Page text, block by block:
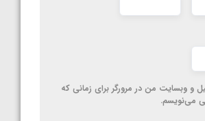
و وبسایت من در مرورگر برای زمانی که
می‌نویسم.